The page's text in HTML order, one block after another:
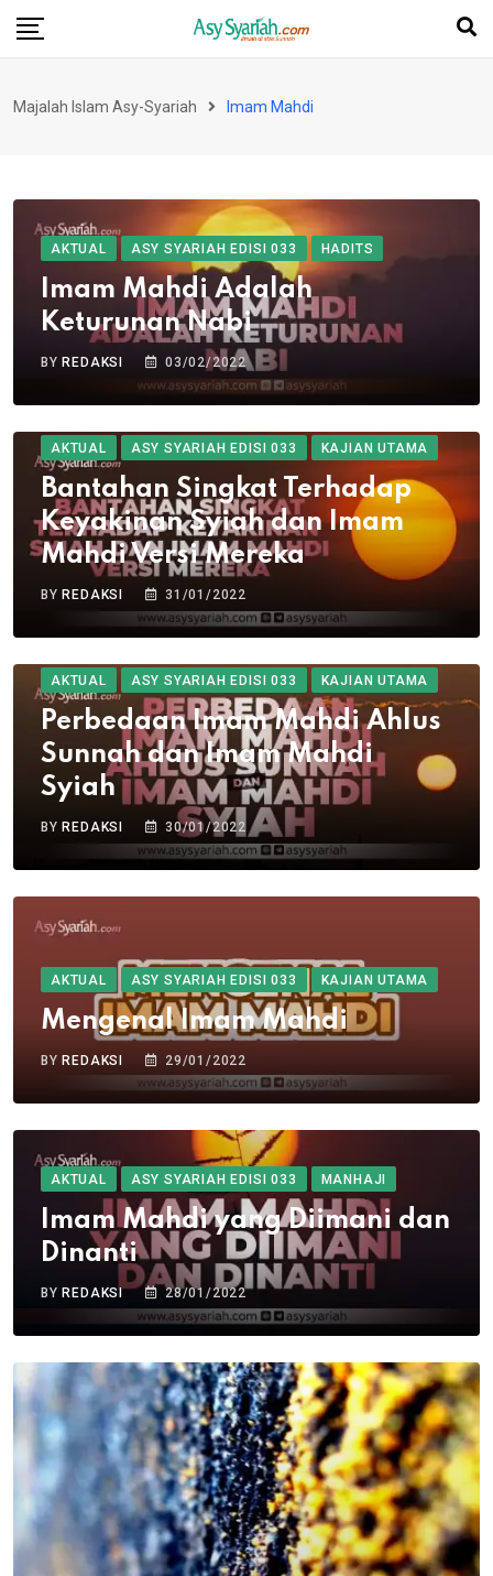
Skip
Majalah Islam Asy-Syariah Imam Mahdi
AKTUAL ASY SYARIAH EDISI 033 HADITS
Imam Mahdi Adalah
Keturunan Nabi
BYREDAKSI 03/02/2022
AKTUAL ASY SYARIAH EDISI 033 KAJIAN UTAMA
Bantahan Singkat Terhadap
Keyakinan Syiah dan Imam
Mahdi Versi Mereka
BY REDAKSI 31/01/2022
AKTUAL ASY SYARIAH EDISI 033 KAJIAN UTAMA
Perbedaan Imam Mahdi Ahlus
Sunnah dan Imam Mahdi
Syiah
BY REDAKSI 30/01/2022
AKTUAL ASY SYARIAH EDISI 033 KAJIAN UTAMA
Mengenal Imam Mahdi
BYREDAKSI 29/01/2022
AKTUAL ASY SYARIAH EDISI 033 MANHAJI
Imam Mahdi yang Diimani dan
Dinanti
BYREDAKSI 28/01/2022